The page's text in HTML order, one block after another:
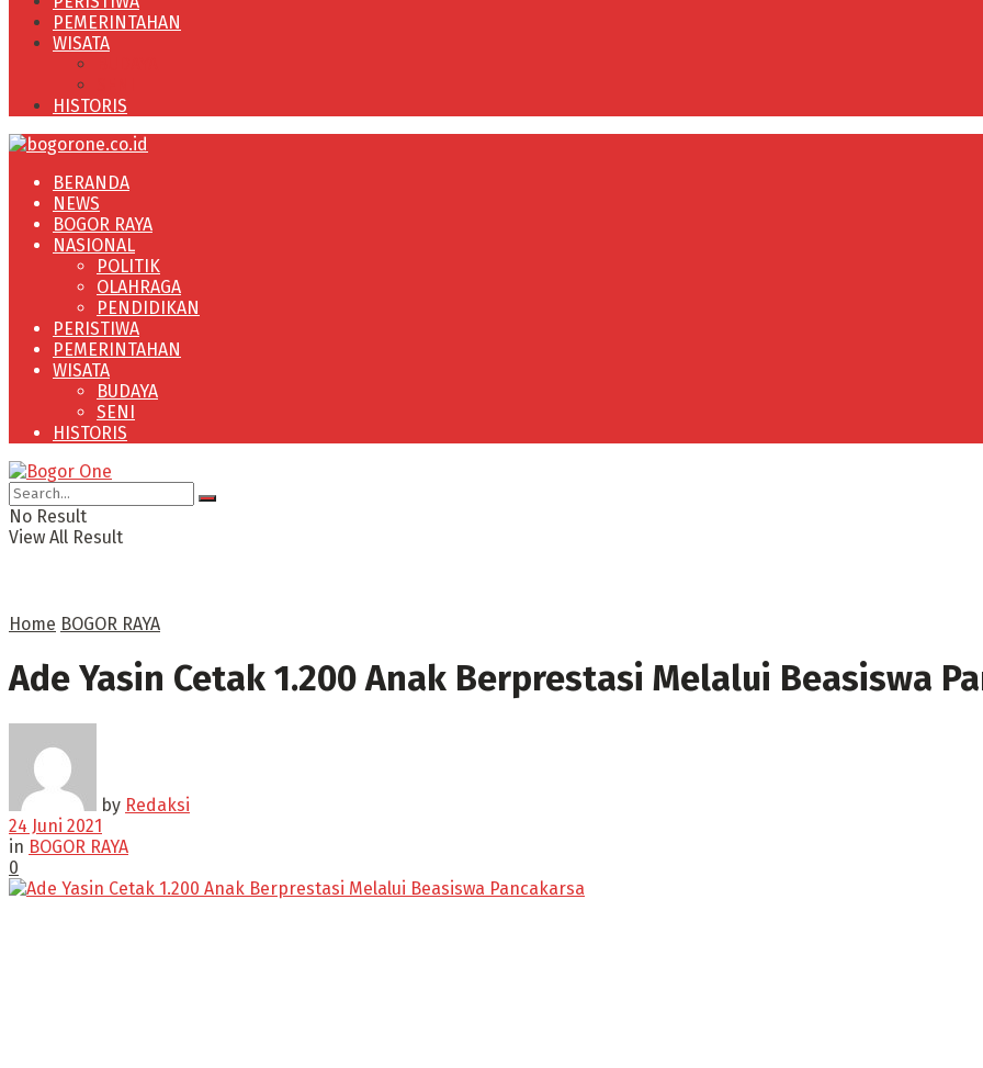
PEMERINTAHAN
WISATA
HISTORIS
BERANDA
NEWS
BOGOR RAYA
NASIONAL
POLITIK
OLAHRAGA
PENDIDIKAN
PERISTIWA
PEMERINTAHAN
WISATA
BUDAYA
SENI
HISTORIS
No Result
View All Result
Home BOGOR RAYA
Ade Yasin Cetak 1.200 Anak Berprestasi Melalui Beasiswa
by Redaksi
24 Juni 2021
in BOGOR RAYA
0